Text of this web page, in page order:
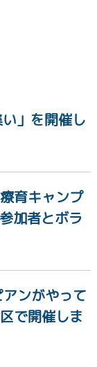
」を開催し
育キャンプ
加者とボラ
アンがやって
で開催しま